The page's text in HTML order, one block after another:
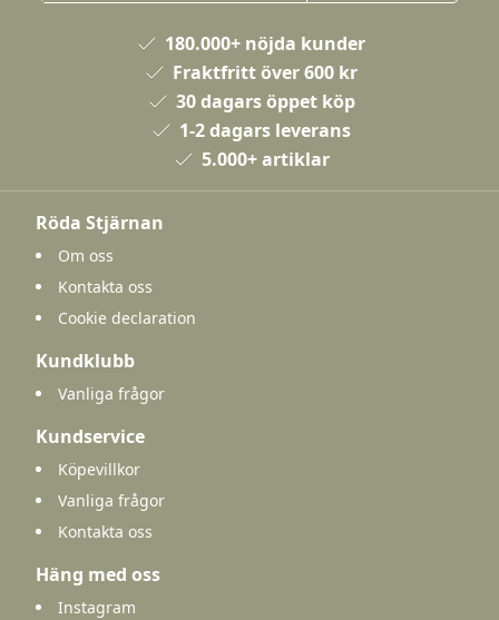
180.000+ nöjda kunder
Fraktfritt över 600 kr
30 dagars öppet köp
1-2 dagars leverans
5.000+ artiklar
Röda Stjärnan
Om oss
Kontakta oss
Cookie declaration
Kundklubb
Vanliga frågor
Kundservice
Köpevillkor
Vanliga frågor
Kontakta oss
Häng med oss
Instagram